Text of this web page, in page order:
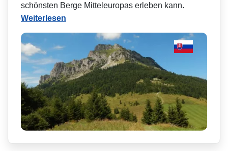
schönsten Berge Mitteleuropas erleben kann.
Weiterlesen